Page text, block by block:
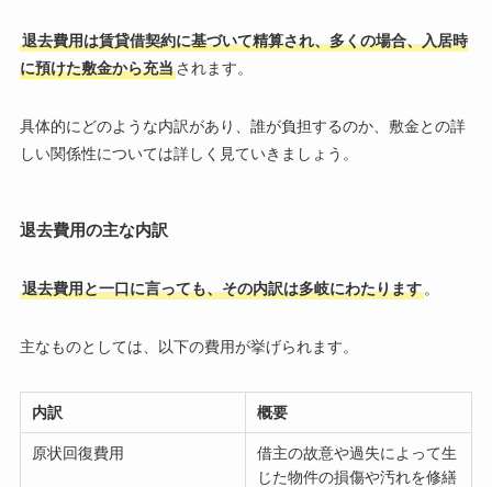
退去費用は賃貸借契約に基づいて精算され、多くの場合、入居時
に預けた敷金から充当されます。
具体的にどのような内訳があり、誰が負担するのか、敷金との詳
しい関係性については詳しく見ていきましょう。
退去費用の主な内訳
退去費用と一口に言っても、その内訳は多岐にわたります。
主なものとしては、以下の費用が挙げられます。
内訳 概要
原状回復費用
借主の故意や過失によって生
じた物件の損傷や汚れを修繕